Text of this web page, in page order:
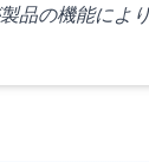
品の機能によ